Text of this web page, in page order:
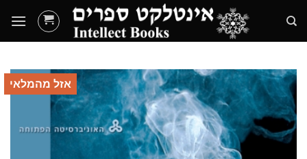
content
אזל מהמלאי